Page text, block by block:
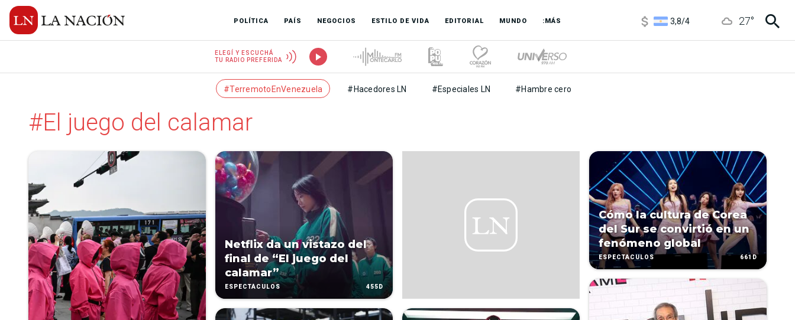
POLÍTICA PAÍS NEGOCIOS ESTILO DE VIDA EDITORIAL MUNDO :MÁS
3,8/4
27°
ELEGÍ Y ESCUCHÁ
TU RADIO PREFERIDA
#TerremotoEnVenezuela #Hacedores LN #Especiales LN #Hambre cero
#El juego del calamar
Netflix da un vistazo del
final de “El juego del
calamar”
ESPECTÁCULOS 455D
Cómo la cultura de Corea
del Sur se convirtió en un
fenómeno global
ESPECTÁCULOS 661D